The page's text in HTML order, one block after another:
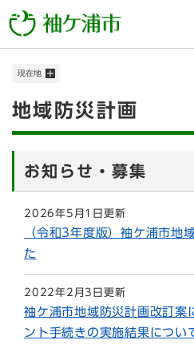
ー
メニューを飛ば
現在地
本
地域防災計画
お知らせ・募集
2026年5月1日更新
（令和3年度版）袖ケ浦市地
た
2022年2月3日更新
袖ケ浦市地域防災計画改訂案
ント手続きの実施結果につい